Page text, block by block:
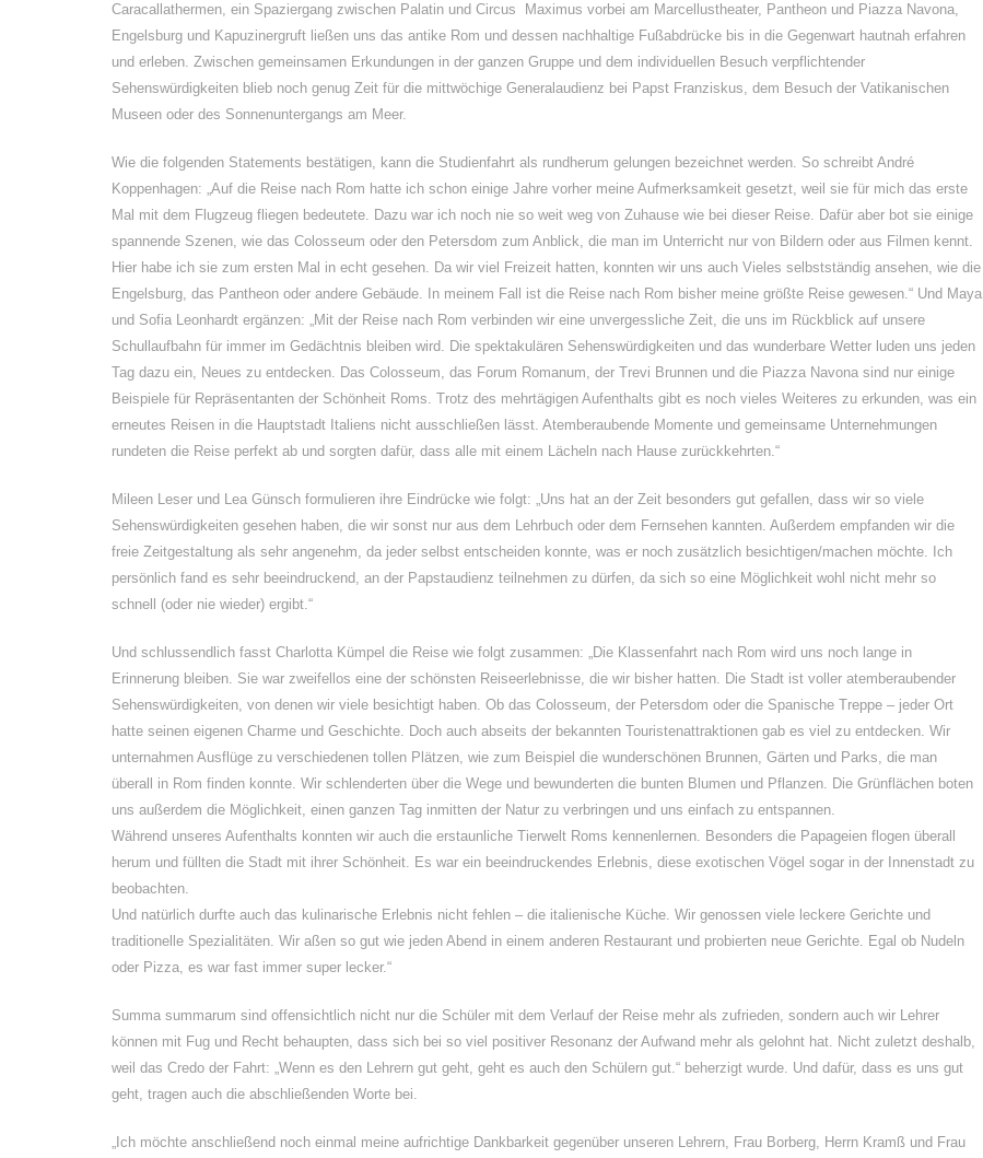
Caracallathermen, ein Spaziergang zwischen Palatin und Circus Maximus vorbei am Marcellustheater, Pantheon und Piazza Navona,
Engelsburg und Kapuzinergruft ließen uns das antike Rom und dessen nachhaltige Fußabdrücke bis in die Gegenwart hautnah erfahren
und erleben. Zwischen gemeinsamen Erkundungen in der ganzen Gruppe und dem individuellen Besuch verpflichtender
Sehenswürdigkeiten blieb noch genug Zeit für die mittwöchige Generalaudienz bei Papst Franziskus, dem Besuch der Vatikanischen
Museen oder des Sonnenuntergangs am Meer.
Wie die folgenden Statements bestätigen, kann die Studienfahrt als rundherum gelungen bezeichnet werden. So schreibt André
Koppenhagen: „Auf die Reise nach Rom hatte ich schon einige Jahre vorher meine Aufmerksamkeit gesetzt, weil sie für mich das erste
Mal mit dem Flugzeug fliegen bedeutete. Dazu war ich noch nie so weit weg von Zuhause wie bei dieser Reise. Dafür aber bot sie einige
spannende Szenen, wie das Colosseum oder den Petersdom zum Anblick, die man im Unterricht nur von Bildern oder aus Filmen kennt.
Hier habe ich sie zum ersten Mal in echt gesehen. Da wir viel Freizeit hatten, konnten wir uns auch Vieles selbstständig ansehen, wie die
Engelsburg, das Pantheon oder andere Gebäude. In meinem Fall ist die Reise nach Rom bisher meine größte Reise gewesen.“ Und Maya
und Sofia Leonhardt ergänzen: „Mit der Reise nach Rom verbinden wir eine unvergessliche Zeit, die uns im Rückblick auf unsere
Schullaufbahn für immer im Gedächtnis bleiben wird. Die spektakulären Sehenswürdigkeiten und das wunderbare Wetter luden uns jeden
Tag dazu ein, Neues zu entdecken. Das Colosseum, das Forum Romanum, der Trevi Brunnen und die Piazza Navona sind nur einige
Beispiele für Repräsentanten der Schönheit Roms. Trotz des mehrtägigen Aufenthalts gibt es noch vieles Weiteres zu erkunden, was ein
erneutes Reisen in die Hauptstadt Italiens nicht ausschließen lässt. Atemberaubende Momente und gemeinsame Unternehmungen
rundeten die Reise perfekt ab und sorgten dafür, dass alle mit einem Lächeln nach Hause zurückkehrten.“
Mileen Leser und Lea Günsch formulieren ihre Eindrücke wie folgt: „Uns hat an der Zeit besonders gut gefallen, dass wir so viele
Sehenswürdigkeiten gesehen haben, die wir sonst nur aus dem Lehrbuch oder dem Fernsehen kannten. Außerdem empfanden wir die
freie Zeitgestaltung als sehr angenehm, da jeder selbst entscheiden konnte, was er noch zusätzlich besichtigen/machen möchte. Ich
persönlich fand es sehr beeindruckend, an der Papstaudienz teilnehmen zu dürfen, da sich so eine Möglichkeit wohl nicht mehr so
schnell (oder nie wieder) ergibt.“
Und schlussendlich fasst Charlotta Kümpel die Reise wie folgt zusammen: „Die Klassenfahrt nach Rom wird uns noch lange in
Erinnerung bleiben. Sie war zweifellos eine der schönsten Reiseerlebnisse, die wir bisher hatten. Die Stadt ist voller atemberaubender
Sehenswürdigkeiten, von denen wir viele besichtigt haben. Ob das Colosseum, der Petersdom oder die Spanische Treppe – jeder Ort
hatte seinen eigenen Charme und Geschichte. Doch auch abseits der bekannten Touristenattraktionen gab es viel zu entdecken. Wir
unternahmen Ausflüge zu verschiedenen tollen Plätzen, wie zum Beispiel die wunderschönen Brunnen, Gärten und Parks, die man
überall in Rom finden konnte. Wir schlenderten über die Wege und bewunderten die bunten Blumen und Pflanzen. Die Grünflächen boten
uns außerdem die Möglichkeit, einen ganzen Tag inmitten der Natur zu verbringen und uns einfach zu entspannen.
Während unseres Aufenthalts konnten wir auch die erstaunliche Tierwelt Roms kennenlernen. Besonders die Papageien flogen überall
herum und füllten die Stadt mit ihrer Schönheit. Es war ein beeindruckendes Erlebnis, diese exotischen Vögel sogar in der Innenstadt zu
beobachten.
Und natürlich durfte auch das kulinarische Erlebnis nicht fehlen – die italienische Küche. Wir genossen viele leckere Gerichte und
traditionelle Spezialitäten. Wir aßen so gut wie jeden Abend in einem anderen Restaurant und probierten neue Gerichte. Egal ob Nudeln
oder Pizza, es war fast immer super lecker.“
Summa summarum sind offensichtlich nicht nur die Schüler mit dem Verlauf der Reise mehr als zufrieden, sondern auch wir Lehrer
können mit Fug und Recht behaupten, dass sich bei so viel positiver Resonanz der Aufwand mehr als gelohnt hat. Nicht zuletzt deshalb,
weil das Credo der Fahrt: „Wenn es den Lehrern gut geht, geht es auch den Schülern gut.“ beherzigt wurde. Und dafür, dass es uns gut
geht, tragen auch die abschließenden Worte bei.
„Ich möchte anschließend noch einmal meine aufrichtige Dankbarkeit gegenüber unseren Lehrern, Frau Borberg, Herrn Kramß und Frau